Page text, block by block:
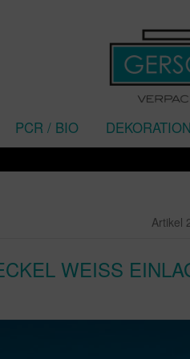
PCR / BIO DEKORATION
Artikel
WEISS